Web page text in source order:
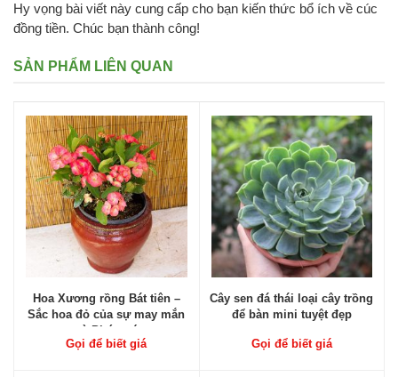
Hy vọng bài viết này cung cấp cho bạn kiến thức bổ ích về cúc
đồng tiền. Chúc bạn thành công!
SẢN PHẨM LIÊN QUAN
Hoa Xương rồng Bát tiên –
Sắc hoa đỏ của sự may mắn
và Phú quý
Gọi để biết giá
Cây sen đá thái loại cây trồng
để bàn mini tuyệt đẹp
Gọi để biết giá